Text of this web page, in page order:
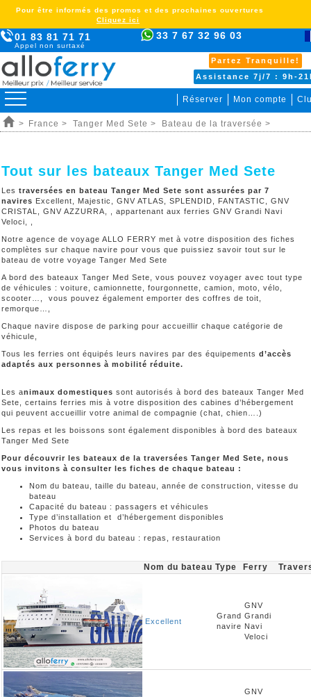
01 83 81 71 71
Appel non surtaxé
33 7 67 32 96 03
Partez Tranquille!
Assistance 7j/7 : 9h-
Réserver Mon compte
Pour être informés des promos et des prochaines ouvertures
Cliquez ici
> France > Tanger Med Sete > Bateau de la traversée >
Tout sur les bateaux Tanger Med Sete
Les traversées en bateau Tanger Med Sete sont assurées par 7
navires Excellent, Majestic, GNV ATLAS, SPLENDID, FANTASTIC, GNV
CRISTAL, GNV AZZURRA, , appartenant aux ferries GNV Grandi Navi
Veloci, ,
Notre agence de voyage ALLO FERRY met à votre disposition des fiches
complètes sur chaque navire pour vous que puissiez savoir tout sur le
bateau de votre voyage Tanger Med Sete
A bord des bateaux Tanger Med Sete, vous pouvez voyager avec tout type
de véhicules : voiture, camionnette, fourgonnette, camion, moto, vélo,
scooter…, vous pouvez également emporter des coffres de toit,
remorque…,
Chaque navire dispose de parking pour accueillir chaque catégorie de
véhicule,
Tous les ferries ont équipés leurs navires par des équipements d’accès
adaptés aux personnes à mobilité réduite.
Les animaux domestiques sont autorisés à bord des bateaux Tanger Med
Sete, certains ferries mis à votre disposition des cabines d’hébergement
qui peuvent accueillir votre animal de compagnie (chat, chien….)
Les repas et les boissons sont également disponibles à bord des bateaux
Tanger Med Sete
Pour découvrir les bateaux de la traversées Tanger Med Sete, nous
vous invitons à consulter les fiches de chaque bateau :
Nom du bateau, taille du bateau, année de construction, vitesse du
bateau
Capacité du bateau : passagers et véhicules
Type d’installation et d’hébergement disponibles
Photos du bateau
Services à bord du bateau : repas, restauration
Nom du bateau Type Ferry
Excellent
Grand
navire
GNV
Grandi
Navi
Veloci
GNV